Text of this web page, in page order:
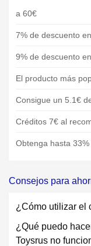
a 60€
7% de descuento
9% de descuento
El producto más
Consigue un 5.1€
Créditos 7€ al
Obtenga hasta
Consejos para
¿Cómo utilizar el
¿Qué puedo
Toysrus no